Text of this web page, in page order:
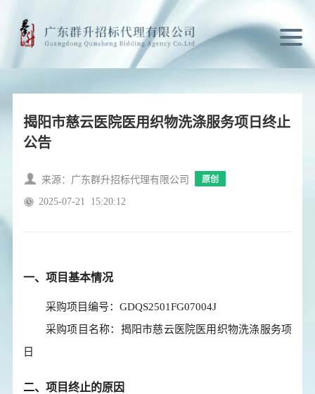
揭阳市慈云医院医用织物洗涤服务项日终止
公告
来源：广东群升招标代理有限公司 原创
2025-07-21 15:20:12
一、项目基本情况
采购项目编号：GDQS2501FG07004J
采购项目名称：揭阳市慈云医院医用织物洗涤服务项
日
二、项目终止的原因